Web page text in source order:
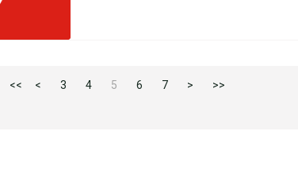
<< < 3 4 5 6 7 > >>